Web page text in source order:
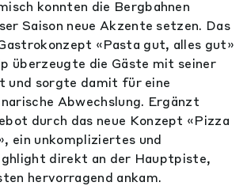
konnten die Bergbahnen
Saison neue Akzente setzen. Das
«Pasta gut, alles gut»
überzeugte die Gäste mit seiner
und sorgte damit für eine
Abwechslung. Ergänzt
durch das neue Konzept «Pizza
ein unkompliziertes und
direkt an der Hauptpiste,
hervorragend ankam.